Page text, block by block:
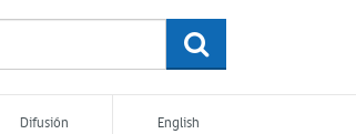
Difusión English